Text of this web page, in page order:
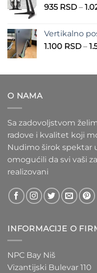
935 RSD –
Vertikalno
1.100 RSD –
O NAMA
Sa zadovoljstvom
radove i kvalitet koji
Nudimo širok spektar
omogućili da svi vaši
realizovani
INFORMACIJE O
NPC Bay Niš
Vizantijski Bulevar 110